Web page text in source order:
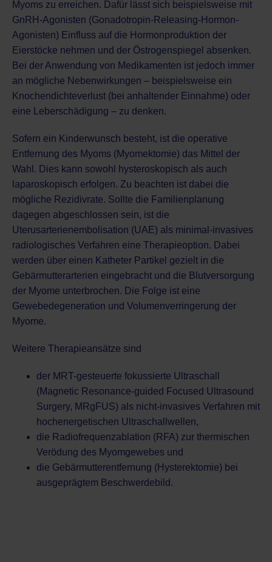
Myoms zu erreichen. Dafür lässt sich beispielsweise mit
GnRH-Agonisten (Gonadotropin-Releasing-Hormon-
Agonisten) Einfluss auf die Hormonproduktion der
Eierstöcke nehmen und der Östrogenspiegel absenken.
Bei der Anwendung von Medikamenten ist jedoch immer
an mögliche Nebenwirkungen – beispielsweise ein
Knochendichteverlust (bei anhaltender Einnahme) oder
eine Leberschädigung – zu denken.
Sofern ein Kinderwunsch besteht, ist die operative
Entfernung des Myoms (Myomektomie) das Mittel der
Wahl. Dies kann sowohl hysteroskopisch als auch
laparoskopisch erfolgen. Zu beachten ist dabei die
mögliche Rezidivrate. Sollte die Familienplanung
dagegen abgeschlossen sein, ist die
Uterusarterienembolisation (UAE) als minimal-invasives
radiologisches Verfahren eine Therapieoption. Dabei
werden über einen Katheter Partikel gezielt in die
Gebärmutterarterien eingebracht und die Blutversorgung
der Myome unterbrochen. Die Folge ist eine
Gewebedegeneration und Volumenverringerung der
Myome.
Weitere Therapieansätze sind
der MRT-gesteuerte fokussierte Ultraschall
(Magnetic Resonance-guided Focused Ultrasound
Surgery, MRgFUS) als nicht-invasives Verfahren mit
hochenergetischen Ultraschallwellen,
die Radiofrequenzablation (RFA) zur thermischen
Verödung des Myomgewebes und
die Gebärmutterentfernung (Hysterektomie) bei
ausgeprägtem Beschwerdebild.